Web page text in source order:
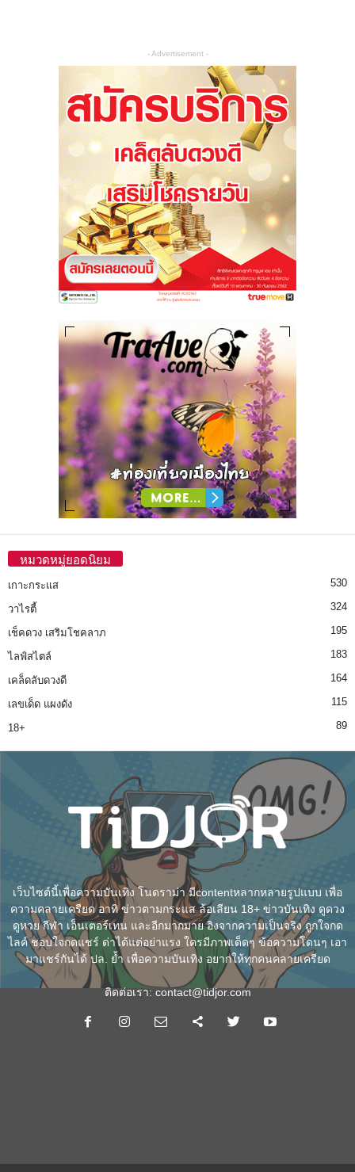
- Advertisement -
หมวดหมู่ยอดนิยม
เกาะกระแส 530
วาไรตี้ 324
เช็คดวง เสริมโชคลาภ 195
ไลฟ์สไตล์ 183
เคล็ดลับดวงดี 164
เลขเด็ด แผงดัง 115
18+ 89
เว็บไซต์นี้เพื่อความบันเทิง โนดราม่า มีcontentหลากหลายรูปแบบ เพื่อ
ความคลายเครียด อาทิ ข่าวตามกระแส ล้อเลียน 18+ ข่าวบันเทิง ดูดวง
ดูหวย กีฬา เอ็นเตอร์เทน และอีกมากมาย อิงจากความเป็นจริง ถูกใจกด
ไลค์ ชอบใจกดแชร์ ด่าได้แต่อย่าแรง ใครมีภาพเด็ดๆ ข้อความโดนๆ เอา
มาแชร์กันได้ ปล. ย้ำ เพื่อความบันเทิง อยากให้ทุกคนคลายเครียด
ติดต่อเรา: contact@tidjor.com